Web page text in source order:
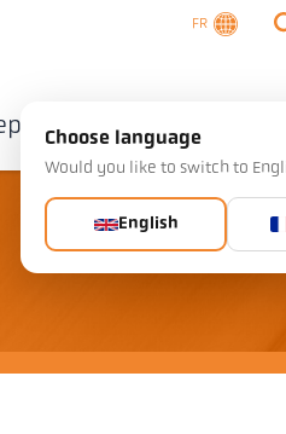
FR
Choose language
Would you like to switch to
English